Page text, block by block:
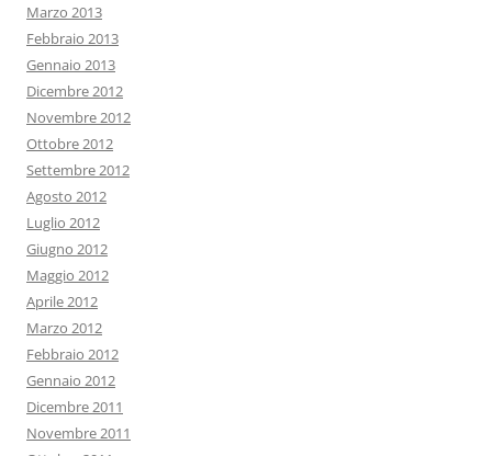
Marzo 2013
Febbraio 2013
Gennaio 2013
Dicembre 2012
Novembre 2012
Ottobre 2012
Settembre 2012
Agosto 2012
Luglio 2012
Giugno 2012
Maggio 2012
Aprile 2012
Marzo 2012
Febbraio 2012
Gennaio 2012
Dicembre 2011
Novembre 2011